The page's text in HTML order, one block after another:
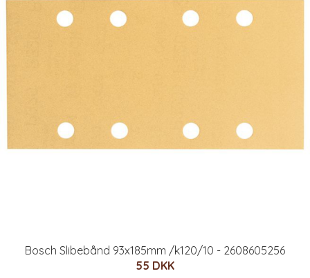
Bosch Slibebånd 93x185mm /k120/10 - 2608605256
55 DKK